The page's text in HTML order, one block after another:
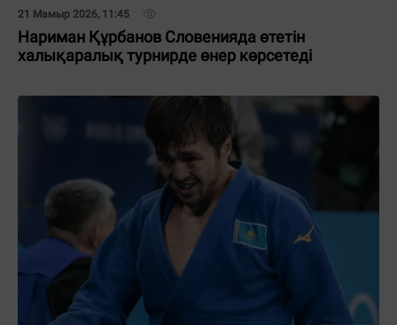
21 Мамыр 2026, 11:45
Нариман Құрбанов Словенияда өтетін
халықаралық турнирде өнер көрсетеді